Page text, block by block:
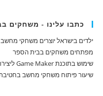
כתבו עלינו - משחקים
ילדים בישראל יוצרים משחקי מחשב
מפתחים משחקים בבית הספר
שימוש בתוכנת Game Maker ליצירת משחק לימודי רציני
שיעור פיתוח משחקי מחשב בחטיבת